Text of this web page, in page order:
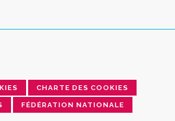
CHARTE DES COOKIES
FÉDÉRATION NATIONALE